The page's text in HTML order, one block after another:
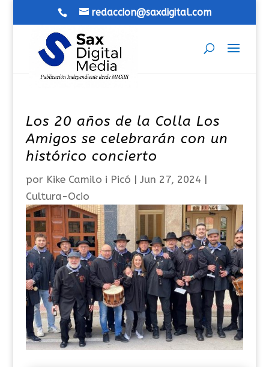
redaccion@saxdigital.com
Los 20 años de la Colla Los
Amigos se celebrarán con un
histórico concierto
por Kike Camilo i Picó | Jun 27, 2024 |
Cultura-Ocio